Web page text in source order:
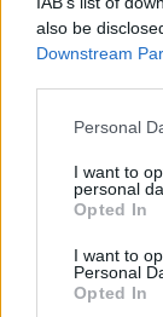
also be
Downstream
Personal
I want to
personal
Opted In
I want to
Personal
Opted In
prestigiosi
risultati
nascita e
che
della
nuova rete
clienti storici
una forte
sostegno a